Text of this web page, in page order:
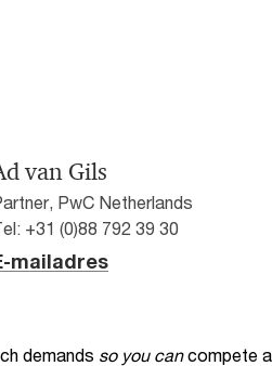
van Gils
PwC Netherlands
+31 (0)88 792 39 30
mailadres
demands so you can compete